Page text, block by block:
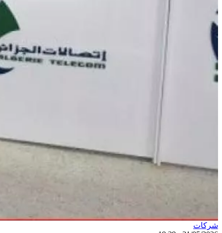
شركات